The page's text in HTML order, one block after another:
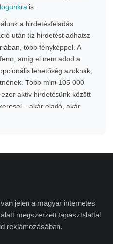
is.
a hirdetésfeladás
után tíz hirdetést adhatsz
több fényképpel. A
amíg el nem adod a
lehetőség azoknak,
Több mint 105 000
aktív hirdetésünk között
– akár eladó, akár
jelen a magyar internetes
megszerzett tapasztalattal
reklámozásában.